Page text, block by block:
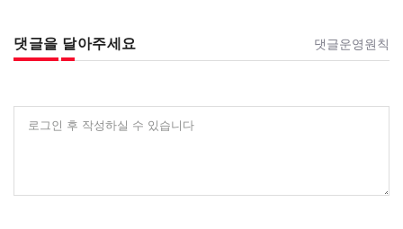
댓글을 달아주세요 댓글운영원칙
로그인 후 작성하실 수 있습니다